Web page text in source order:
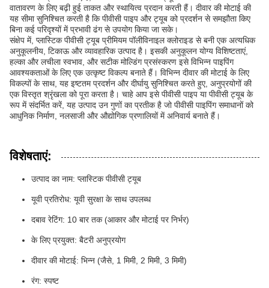
वातावरण के लिए बढ़ी हुई ताकत और स्थायित्व प्रदान करती हैं। दीवार की मोटाई की
यह सीमा सुनिश्चित करती है कि पीवीसी पाइप और ट्यूब को प्रदर्शन से समझौता किए
बिना कई परिदृश्यों में प्रभावी ढंग से उपयोग किया जा सके।
संक्षेप में, प्लास्टिक पीवीसी ट्यूब प्रीमियम पॉलीविनाइल क्लोराइड से बनी एक अत्यधिक
अनुकूलनीय, टिकाऊ और व्यावहारिक उत्पाद है। इसकी अनुकूलन योग्य विशिष्टताएं,
हल्का और लचीला स्वभाव, और सटीक मोल्डिंग प्रसंस्करण इसे विभिन्न पाइपिंग
आवश्यकताओं के लिए एक उत्कृष्ट विकल्प बनाते हैं। विभिन्न दीवार की मोटाई के लिए
विकल्पों के साथ, यह इष्टतम प्रदर्शन और दीर्घायु सुनिश्चित करते हुए, अनुप्रयोगों की
एक विस्तृत श्रृंखला को पूरा करता है। चाहे आप इसे पीवीसी पाइप या पीवीसी ट्यूब के
रूप में संदर्भित करें, यह उत्पाद उन गुणों का प्रतीक है जो पीवीसी पाइपिंग समाधानों को
आधुनिक निर्माण, नलसाजी और औद्योगिक प्रणालियों में अनिवार्य बनाते हैं।
विशेषताएं:
उत्पाद का नाम: प्लास्टिक पीवीसी ट्यूब
यूवी प्रतिरोध: यूवी सुरक्षा के साथ उपलब्ध
दबाव रेटिंग: 10 बार तक (आकार और मोटाई पर निर्भर)
के लिए प्रयुक्त: बैटरी अनुप्रयोग
दीवार की मोटाई: भिन्न (जैसे, 1 मिमी, 2 मिमी, 3 मिमी)
रंग: स्पष्ट